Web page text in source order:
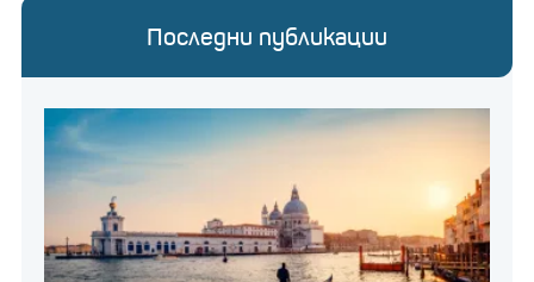
Последни публикации